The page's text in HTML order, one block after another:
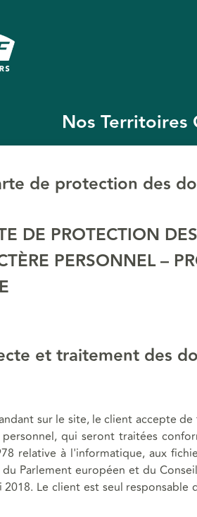
Nos Territoires
de protection des
DE PROTECTION
PERSONNEL –
et traitement des
sur le site, le client accepte
personnel, qui seront traitées
relative à l'informatique, aux
Parlement européen et du
2018. Le client est seul